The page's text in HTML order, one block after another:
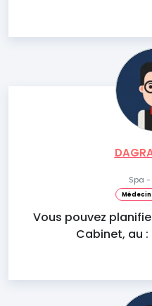
Spa
Vous pouvez
Cabinet, au